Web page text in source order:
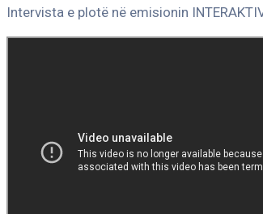
Intervista e plotë në emisionin